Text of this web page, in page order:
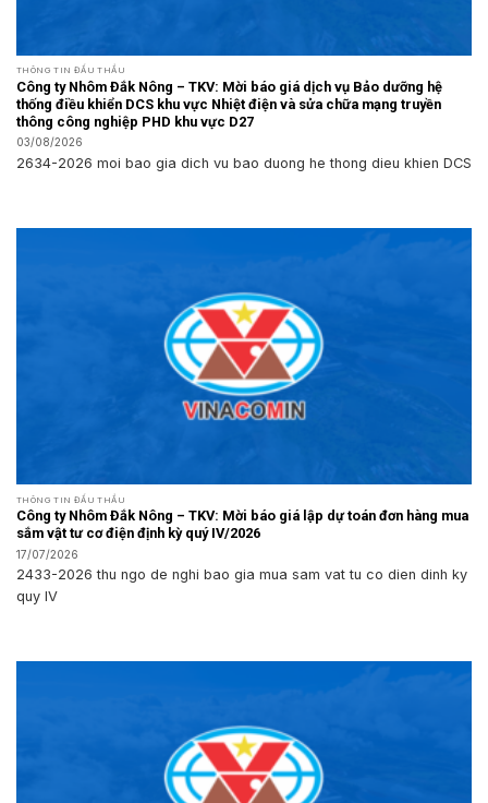
THÔNG TIN ĐẤU THẦU
Công ty Nhôm Đắk Nông – TKV: Mời báo giá dịch vụ Bảo dưỡng hệ
thống điều khiển DCS khu vực Nhiệt điện và sửa chữa mạng truyền
thông công nghiệp PHD khu vực D27
03/08/2026
2634-2026 moi bao gia dich vu bao duong he thong dieu khien DCS
THÔNG TIN ĐẤU THẦU
Công ty Nhôm Đắk Nông – TKV: Mời báo giá lập dự toán đơn hàng mua
sắm vật tư cơ điện định kỳ quý IV/2026
17/07/2026
2433-2026 thu ngo de nghi bao gia mua sam vat tu co dien dinh ky
quy IV